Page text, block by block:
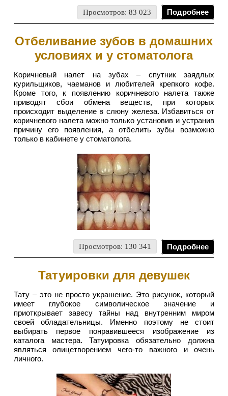
Просмотров: 83 023 Подробнее
Отбеливание зубов в домашних
условиях и у стоматолога
Коричневый налет на зубах – спутник заядлых
курильщиков, чаеманов и любителей крепкого кофе.
Кроме того, к появлению коричневого налета также
приводят сбои обмена веществ, при которых
происходит выделение в слюну железа. Избавиться от
коричневого налета можно только установив и устранив
причину его появления, а отбелить зубы возможно
только в кабинете у стоматолога.
Просмотров: 130 341 Подробнее
Татуировки для девушек
Тату – это не просто украшение. Это рисунок, который
имеет глубокое символическое значение и
приоткрывает завесу тайны над внутренним миром
своей обладательницы. Именно поэтому не стоит
выбирать первое понравившееся изображение из
каталога мастера. Татуировка обязательно должна
являться олицетворением чего-то важного и очень
личного.